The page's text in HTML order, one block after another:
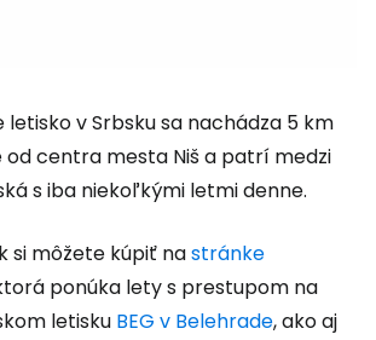
letisko v Srbsku sa nachádza 5 km
centra mesta Niš a patrí medzi
s iba niekoľkými letmi denne.
si môžete kúpiť nastránke
ponúka lety s prestupom na
letisku BEG v Belehrade, ako aj